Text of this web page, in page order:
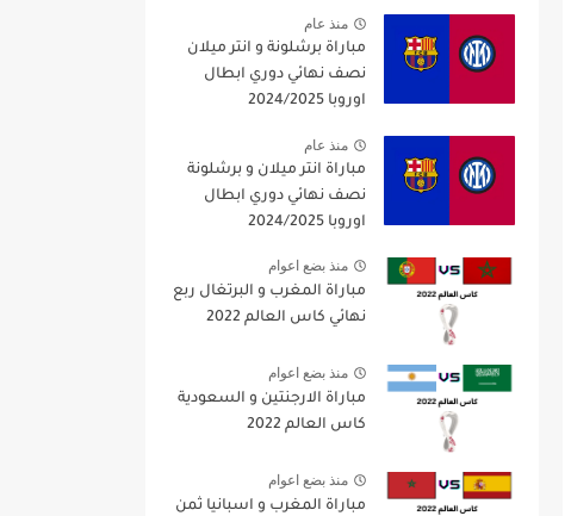
منذ عام
مباراة برشلونة و انتر ميلان
نصف نهائي دوري ابطال
اوروبا 2024/2025
منذ عام
مباراة انتر ميلان و برشلونة
نصف نهائي دوري ابطال
اوروبا 2024/2025
منذ بضع اعوام
مباراة المغرب و البرتغال ربع
نهائي كاس العالم 2022
منذ بضع اعوام
مباراة الارجنتين و السعودية
كاس العالم 2022
منذ بضع اعوام
مباراة المغرب و اسبانيا ثمن